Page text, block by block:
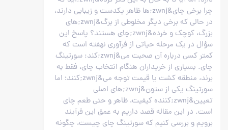
چرا برخی چای&zwnj;ها ظاهر یکدست و زیبایی دارند،
در حالی که برخی دیگر مخلوطی از برگ&zwnj;های
بزرگ، کوچک و خرده&zwnj;چای هستند؟ پاسخ این
سؤال در یک مرحله حیاتی از فرآوری نهفته است که
کمتر کسی درباره آن صحبت می&zwnj;کند: سورتینگ
چای. بسیاری از خریداران هنگام انتخاب چای، فقط به
برند، منطقه کشت یا قیمت توجه می&zwnj;کنند؛ اما
سورتینگ یکی از ستون&zwnj;های اصلی
تعیین&zwnj;کننده کیفیت، ظاهر و حتی طعم چای
است. در این مقاله قصد داریم به عمق این فرآیند
برویم و بررسی کنیم که سورتینگ چای چیست، چگونه